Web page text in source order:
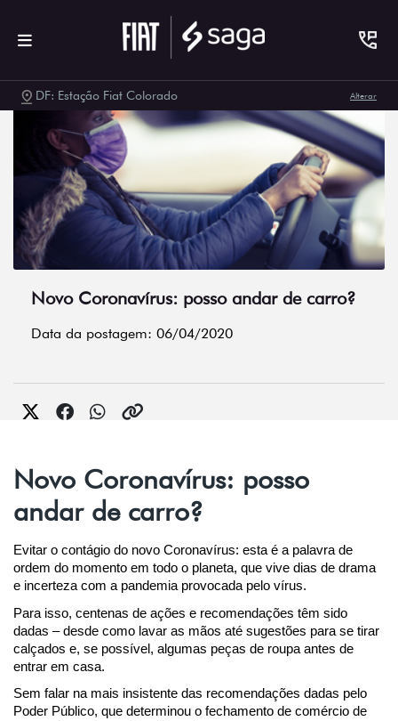
DF: Estação Fiat Colorado Alterar
Novo Coronavírus: posso andar de carro?
Data da postagem: 06/04/2020
Novo Coronavírus: posso
andar de carro?
Evitar o contágio do novo Coronavírus: esta é a palavra de
ordem do momento em todo o planeta, que vive dias de drama
e incerteza com a pandemia provocada pelo vírus.
Para isso, centenas de ações e recomendações têm sido
dadas – desde como lavar as mãos até sugestões para se tirar
calçados e, se possível, algumas peças de roupa antes de
entrar em casa.
Sem falar na mais insistente das recomendações dadas pelo
Poder Público, que determinou o fechamento de comércio de